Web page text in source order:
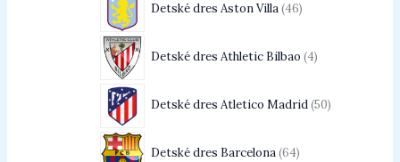
Detské dres Aston Villa 46
Detské dres Athletic Bilbao 4
Detské dres Atletico Madrid 50
Detské dres Barcelona 64